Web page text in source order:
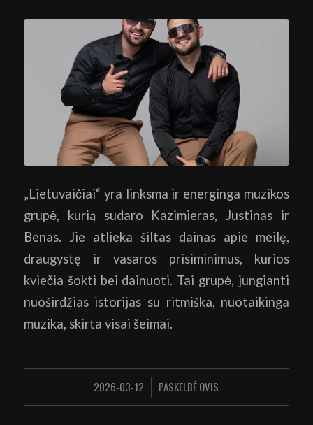
„Lietuvaičiai“ yra linksma ir energinga muzikos
grupė, kurią sudaro Kazimieras, Justinas ir
Benas. Jie atlieka šiltas dainas apie meilę,
draugystę ir vasaros prisiminimus, kurios
kviečia šokti bei dainuoti. Tai grupė, jungianti
nuoširdžias istorijas su ritmiška, nuotaikinga
muzika, skirta visai šeimai.
2026-03-12
/ PASKELBĖOVIS